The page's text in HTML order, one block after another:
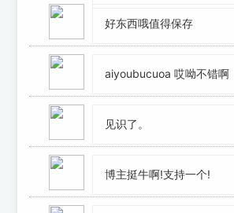
好东西哦值得保存
aiyoubucuoa 哎呦不错啊
见识了。
博主挺牛啊!支持一个!